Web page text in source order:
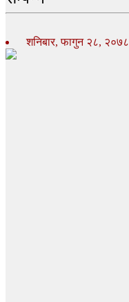
शनिबार, फागुन २८, २०७८